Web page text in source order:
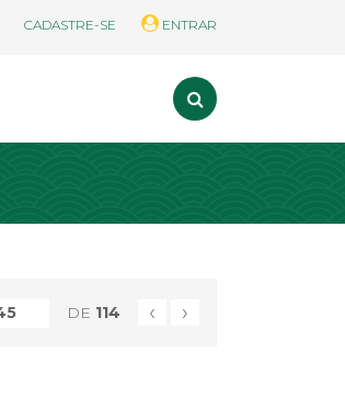
CADASTRE-SE ENTRAR
DE 114 ‹ ›